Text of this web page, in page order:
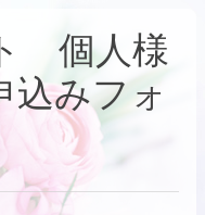
個人様
込みフォ